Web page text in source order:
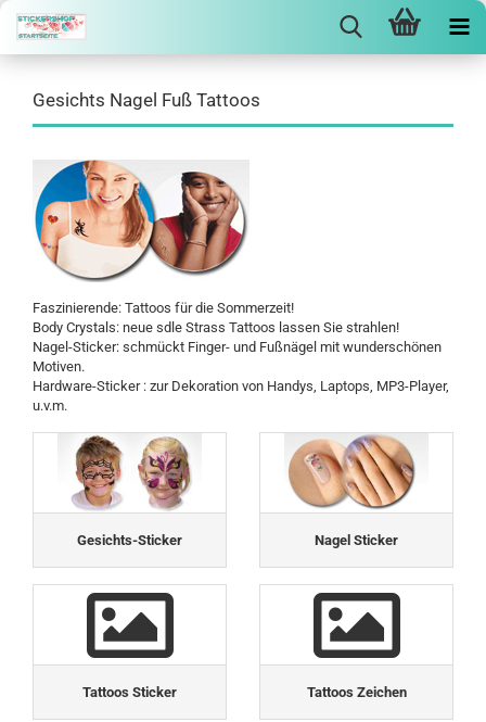
Gesichts Nagel Fuß Tattoos
Faszinierende: Tattoos für die Sommerzeit!
Body Crystals: neue sdle Strass Tattoos lassen Sie strahlen!
Nagel-Sticker: schmückt Finger- und Fußnägel mit wunderschönen
Motiven.
Hardware-Sticker : zur Dekoration von Handys, Laptops, MP3-Player,
u.v.m.
Gesichts-Sticker Nagel Sticker
Tattoos Sticker Tattoos Zeichen